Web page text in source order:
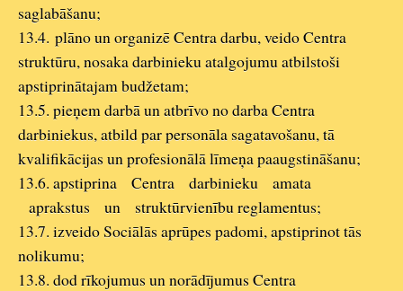
saglabāšanu;
13.4. plāno un organizē Centra darbu, veido Centra
struktūru, nosaka darbinieku atalgojumu atbilstoši
apstiprinātajam budžetam;
13.5. pieņem darbā un atbrīvo no darba Centra
darbiniekus, atbild par personāla sagatavošanu, tā
kvalifikācijas un profesionālā līmeņa paaugstināšanu;
13.6. apstiprina Centra darbinieku amata
aprakstus un struktūrvienību reglamentus;
13.7. izveido Sociālās aprūpes padomi, apstiprinot tās
nolikumu;
13.8. dod rīkojumus un norādījumus Centra